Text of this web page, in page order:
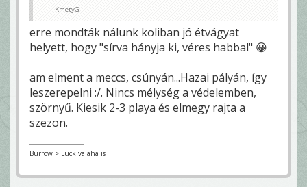
KmetyG
erre mondták nálunk koliban jó étvágyat
helyett, hogy "sírva hányja ki, véres habbal" 😀
am elment a meccs, csúnyán...Hazai pályán, így
leszerepelni :/. Nincs mélység a védelemben,
szörnyű. Kiesik 2-3 playa és elmegy rajta a
szezon.
Burrow > Luck valaha is